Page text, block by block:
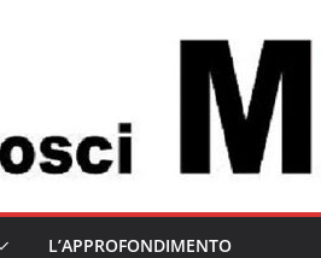
L’APPROFONDIMENTO